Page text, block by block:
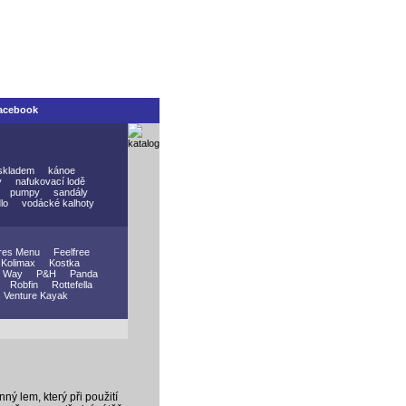
kánoe
nafukovací lodě
pumpy
sandály
vodácké kalhoty
Menu
Feelfree
Kolimax
Kostka
Way P&H
Panda
Robfin
Rottefella
Venture Kayak
lem, který při použití